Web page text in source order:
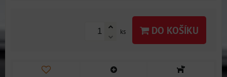
ks DO KOŠÍKU